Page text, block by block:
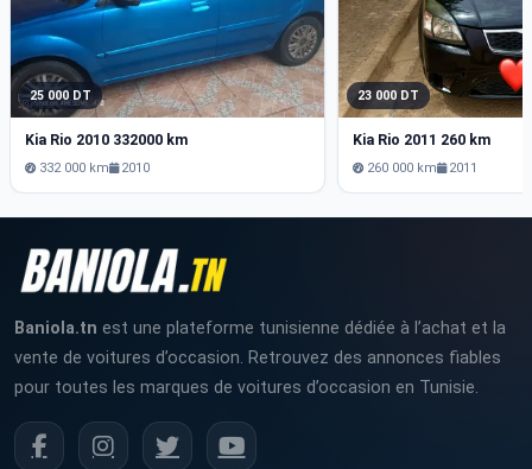
25 000 DT
Kia Rio 2010 332000 km
332 000 km 2010
23 000 DT
Kia Rio 2011 260 km
260 000 km 2011
Baniola.tn est une plateforme tunisienne dédiée à l’achat et la
vente de voitures d’occasion. Retrouvez des annonces fiables
pour toutes les marques de voitures d’occasion en Tunisie.